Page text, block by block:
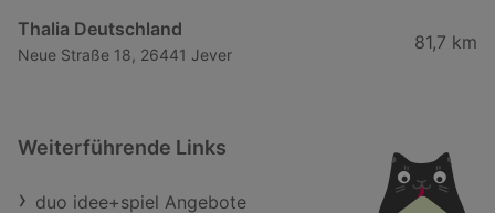
Thalia Deutschland
Neue Straße 18, 26441 Jever
81,7 km
Weiterführende Links
duo idee+spiel Angebote